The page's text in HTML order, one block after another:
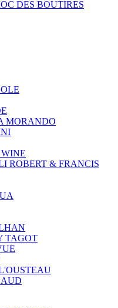
DES BOUTIRES
MORANDO
ROBERT & FRANCIS
TAGOT